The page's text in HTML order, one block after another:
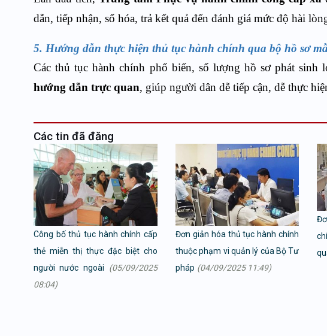
dẫn, tiếp nhận, số hóa, trả kết quả đến đánh giá mức độ hài
5. Hướng dẫn thực hiện thủ tục hành chính qua bộ hồ sơ
Các thủ tục hành chính phổ biến, số lượng hồ sơ phát sinh
hướng dẫn trực quan, giúp người dân dễ tiếp cận, dễ thực
Các tin đã đăng
Công bố thủ tục hành chính cấp
thẻ miễn thị thực đặc biệt cho
người nước ngoài
(05/09/2025
08:04)
Đơn giản hóa thủ tục hành chính
thuộc phạm vi quản lý của Bộ Tư
pháp (04/09/2025 11:49)